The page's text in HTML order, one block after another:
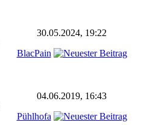
30.05.2024, 19:22
BlacPain
04.06.2019, 16:43
Pühlhofa